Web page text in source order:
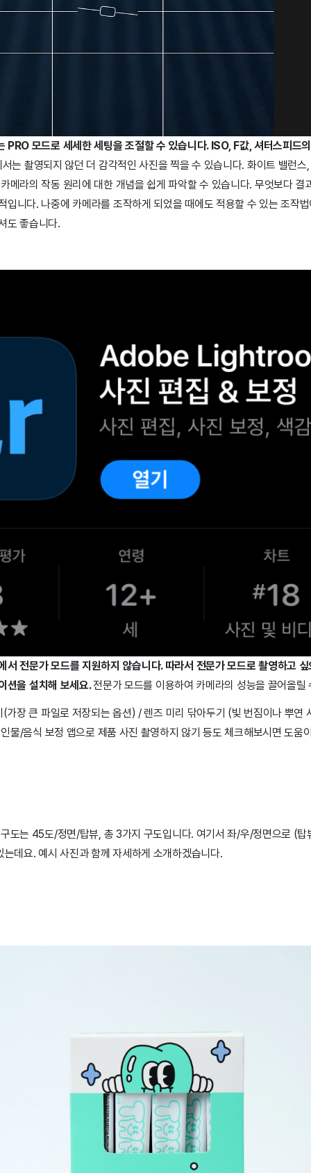
PRO 모드로 세세한 세팅을 조절할 수 있습니다. ISO, F값, 셔터스피드
는 촬영되지 않던 더 감각적인 사진을 찍을 수 있습니다. 화이트 밸런
메라의 작동 원리에 대한 개념을 쉽게 파악할 수 있습니다. 무엇보다 결
입니다. 나중에 카메라를 조작하게 되었을 때에도 적용할 수 있는 조작
도 좋습니다.
서 전문가 모드를 지원하지 않습니다. 따라서 전문가 모드로 촬영하고
을 설치해 보세요.전문가 모드를 이용하여 카메라의 성능을 끌어올
가장 큰 파일로 저장되는 옵션) / 렌즈 미리 닦아두기 (빛 번짐이나 뿌연
물/음식 보정 앱으로 제품 사진 촬영하지 않기 등도 체크해보시면 도움
도는 45도/정면/탑뷰, 총 3가지 구도입니다. 여기서 좌/우/정면으로 (탑
데요. 예시 사진과 함께 자세하게 소개하겠습니다.